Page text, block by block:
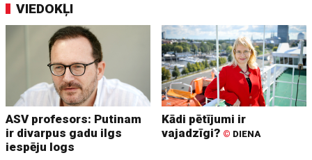
VIEDOKĻI
ASV profesors: Putinam
ir divarpus gadu ilgs
iespēju logs
Kādi pētījumi ir
vajadzīgi? © DIENA